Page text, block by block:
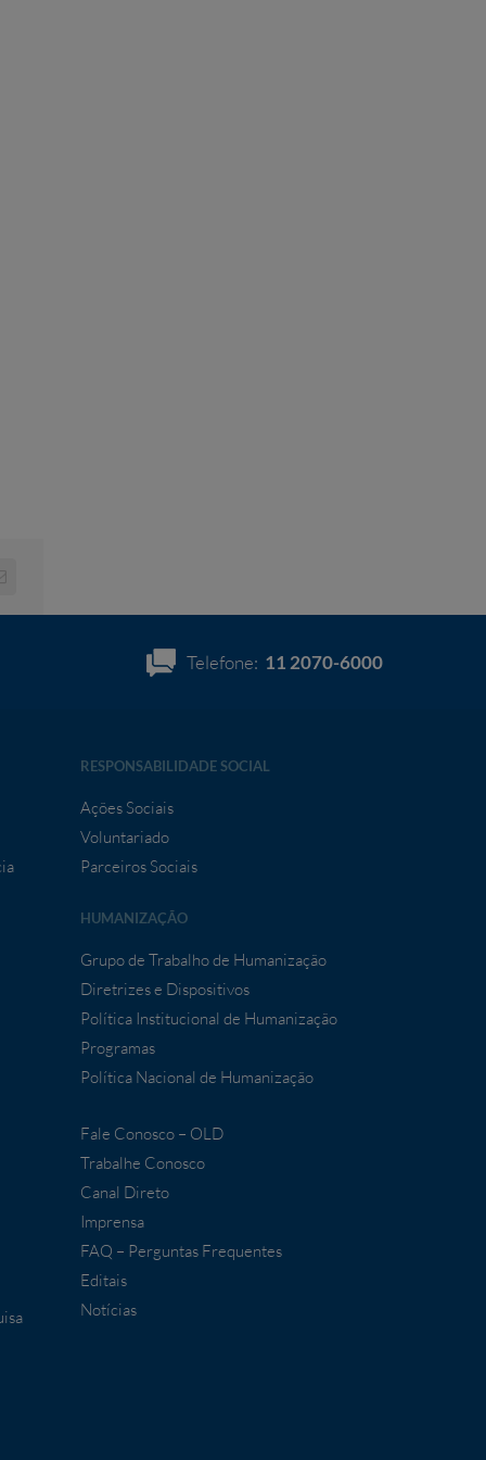
Telefone: 11 2070-6000
RESPONSABILIDADE SOCIAL
Ações Sociais
Voluntariado
Parceiros Sociais
HUMANIZAÇÃO
Grupo de Trabalho de Humanização
Diretrizes e Dispositivos
Política Institucional de Humanização
Programas
Política Nacional de Humanização
Fale Conosco – OLD
Trabalhe Conosco
Canal Direto
Imprensa
FAQ – Perguntas Frequentes
Editais
Notícias